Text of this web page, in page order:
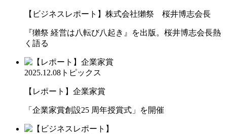
【ビジネスレポート】株式会社獺祭 桜井博志会長
『獺祭 経営は八転び八起き』を出版。桜井博志会長熱
く語る
2025.12.08 トピックス
【レポート】企業家賞
「企業家賞創設25 周年授賞式」を開催